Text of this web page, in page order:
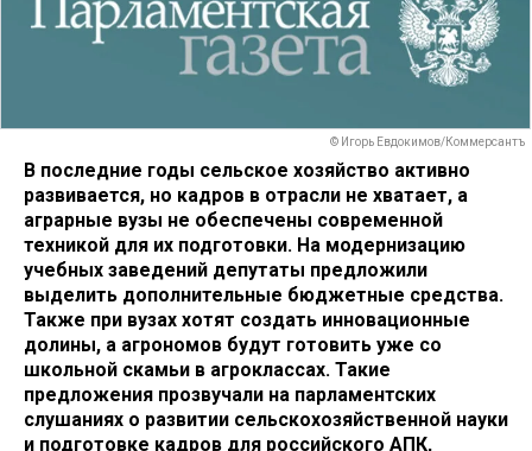
© Игорь Евдокимов/Коммерсантъ
В последние годы сельское хозяйство активно
развивается, но кадров в отрасли не хватает, а
аграрные вузы не обеспечены современной
техникой для их подготовки. На модернизацию
учебных заведений депутаты предложили
выделить дополнительные бюджетные средства.
Также при вузах хотят создать инновационные
долины, а агрономов будут готовить уже со
школьной скамьи в агроклассах. Такие
предложения прозвучали на парламентских
слушаниях о развитии сельскохозяйственной науки
и подготовке кадров для российского АПК,